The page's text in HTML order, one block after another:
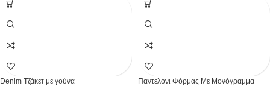
Denim Τζάκετ με γούνα Παντελόνι Φόρμας Με Μονόγραμμα